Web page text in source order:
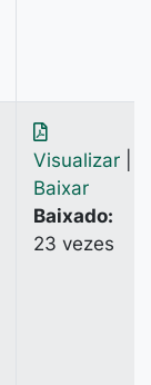
Visualizar
Baixar
Baixado:
23 vezes